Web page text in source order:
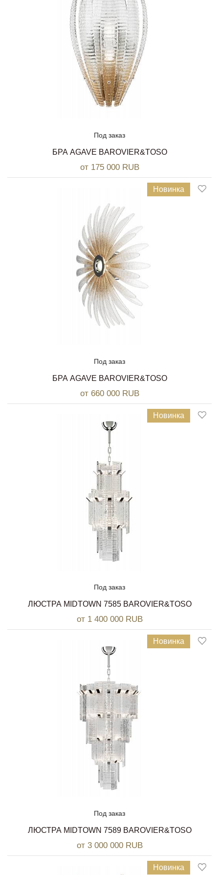
Под заказ
БРА AGAVE BAROVIER&TOSO
от 175 000 RUB
Новинка
Под заказ
БРА AGAVE BAROVIER&TOSO
от 660 000 RUB
Новинка
Под заказ
ЛЮСТРА MIDTOWN 7585 BAROVIER&TOSO
от 1 400 000 RUB
Новинка
Под заказ
ЛЮСТРА MIDTOWN 7589 BAROVIER&TOSO
от 3 000 000 RUB
Новинка